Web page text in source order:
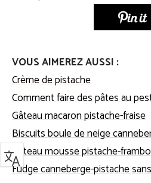
VOUS AIMEREZ AUSSI :
Crème de pistache
Comment faire des pâtes au
Gâteau macaron pistache-fraise
Biscuits boule de neige
Gâteau mousse pistache-
Fudge canneberge-pistache